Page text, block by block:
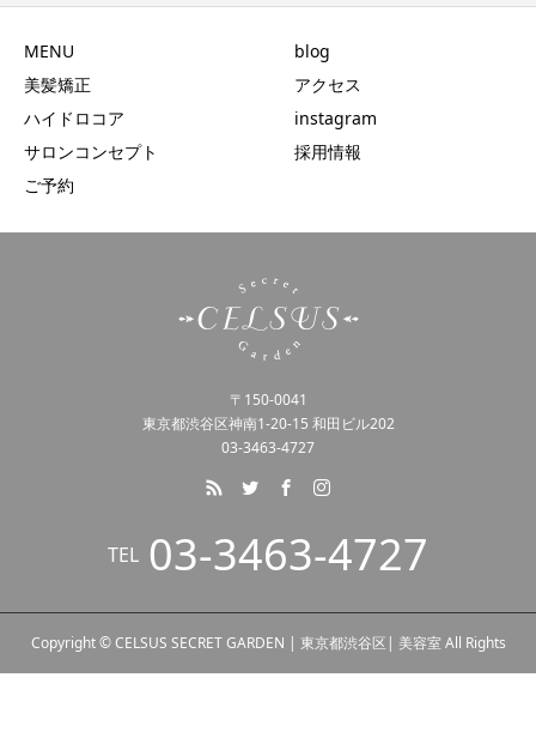
MENU
美髪矯正
ハイドロコア
サロンコンセプト
ご予約
blog
アクセス
instagram
採用情報
〒150-0041
東京都渋谷区神南1-20-15 和田ビル202
03-3463-4727
TEL 03-3463-4727
Copyright © CELSUS SECRET GARDEN | 東京都渋谷区| 美容室 All Rights